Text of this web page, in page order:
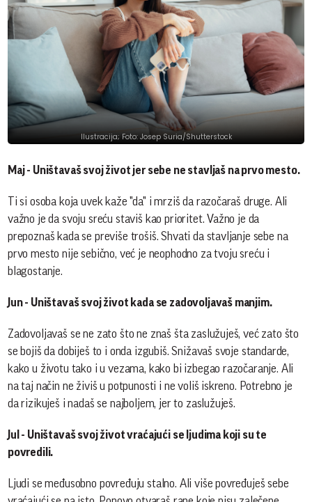
Ilustracija; Foto: Josep Suria/Shutterstock
Maj - Uništavaš svoj život jer sebe ne stavljaš na prvo mesto.
Ti si osoba koja uvek kaže "da" i mrziš da razočaraš druge. Ali
važno je da svoju sreću staviš kao prioritet. Važno je da
prepoznaš kada se previše trošiš. Shvati da stavljanje sebe na
prvo mesto nije sebično, već je neophodno za tvoju sreću i
blagostanje.
Jun - Uništavaš svoj život kada se zadovoljavaš manjim.
Zadovoljavaš se ne zato što ne znaš šta zaslužuješ, već zato što
se bojiš da dobiješ to i onda izgubiš. Snižavaš svoje standarde,
kako u životu tako i u vezama, kako bi izbegao razočaranje. Ali
na taj način ne živiš u potpunosti i ne voliš iskreno. Potrebno je
da rizikuješ i nadaš se najboljem, jer to zaslužuješ.
Jul - Uništavaš svoj život vraćajući se ljudima koji su te
povredili.
Ljudi se međusobno povređuju stalno. Ali više povređuješ sebe